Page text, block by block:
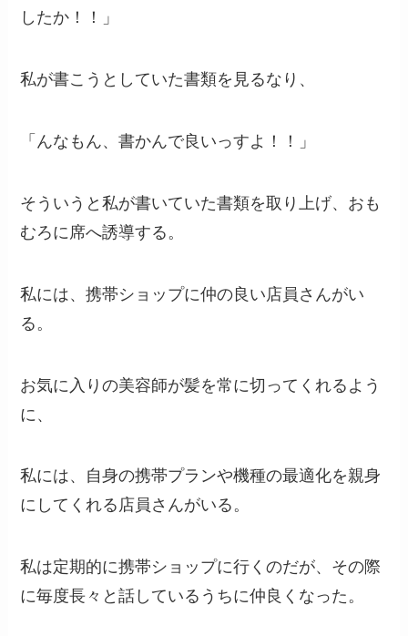
したか！！」
私が書こうとしていた書類を見るなり、
「んなもん、書かんで良いっすよ！！」
そういうと私が書いていた書類を取り上げ、おも
むろに席へ誘導する。
私には、携帯ショップに仲の良い店員さんがい
る。
お気に入りの美容師が髪を常に切ってくれるよう
に、
私には、自身の携帯プランや機種の最適化を親身
にしてくれる店員さんがいる。
私は定期的に携帯ショップに行くのだが、その際
に毎度長々と話しているうちに仲良くなった。